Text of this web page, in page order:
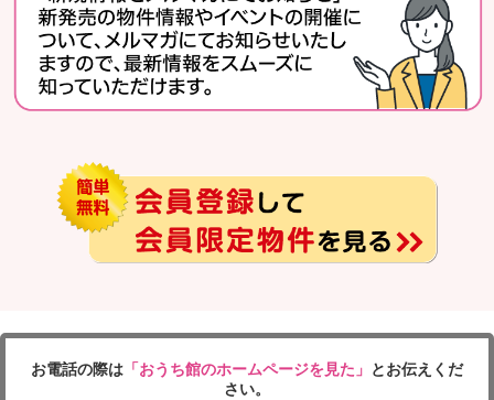
お電話の際は 「おうち館のホームページを見た」 とお伝えくだ
さい。